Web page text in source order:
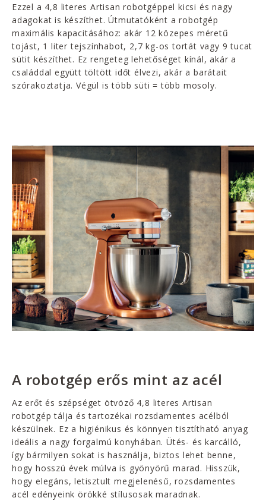
Ezzel a 4,8 literes Artisan robotgéppel kicsi és nagy
adagokat is készíthet. Útmutatóként a robotgép
maximális kapacitásához: akár 12 közepes méretű
tojást, 1 liter tejszínhabot, 2,7 kg-os tortát vagy 9 tucat
sütit készíthet. Ez rengeteg lehetőséget kínál, akár a
családdal együtt töltött időt élvezi, akár a barátait
szórakoztatja. Végül is több süti = több mosoly.
A robotgép erős mint az acél
Az erőt és szépséget ötvöző 4,8 literes Artisan
robotgép tálja és tartozékai rozsdamentes acélból
készülnek. Ez a higiénikus és könnyen tisztítható anyag
ideális a nagy forgalmú konyhában. Ütés- és karcálló,
így bármilyen sokat is használja, biztos lehet benne,
hogy hosszú évek múlva is gyönyörű marad. Hisszük,
hogy elegáns, letisztult megjelenésű, rozsdamentes
acél edényeink örökké stílusosak maradnak.